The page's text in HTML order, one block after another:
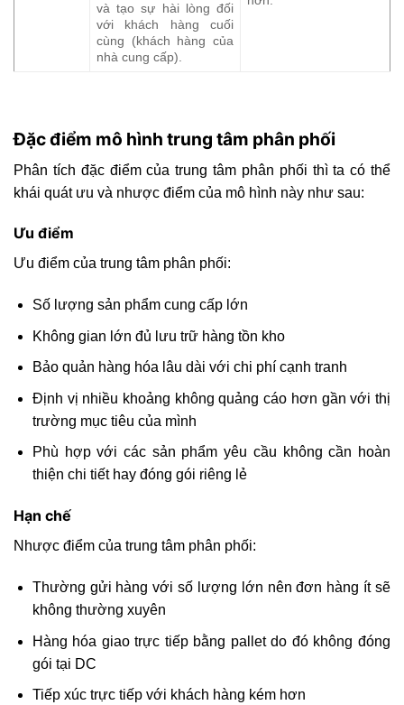
và tạo sự hài lòng đối
với khách hàng cuối
cùng (khách hàng của
nhà cung cấp).
Đặc điểm mô hình trung tâm phân phối
Phân tích đặc điểm của trung tâm phân phối thì ta có thể
khái quát ưu và nhược điểm của mô hình này như sau:
Ưu điểm
Ưu điểm của trung tâm phân phối:
Số lượng sản phẩm cung cấp lớn
Không gian lớn đủ lưu trữ hàng tồn kho
Bảo quản hàng hóa lâu dài với chi phí cạnh tranh
Định vị nhiều khoảng không quảng cáo hơn gần với thị
trường mục tiêu của mình
Phù hợp với các sản phẩm yêu cầu không cần hoàn
thiện chi tiết hay đóng gói riêng lẻ
Hạn chế
Nhược điểm của trung tâm phân phối:
Thường gửi hàng với số lượng lớn nên đơn hàng ít sẽ
không thường xuyên
Hàng hóa giao trực tiếp bằng pallet do đó không đóng
gói tại DC
Tiếp xúc trực tiếp với khách hàng kém hơn